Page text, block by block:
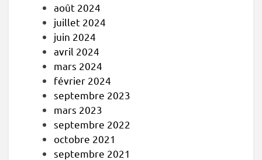
août 2024
juillet 2024
juin 2024
avril 2024
mars 2024
février 2024
septembre 2023
mars 2023
septembre 2022
octobre 2021
septembre 2021